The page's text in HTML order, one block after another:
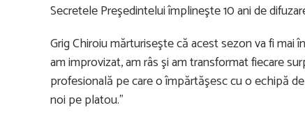
Secretele Preşedintelui împlineşte 10 ani de
Grig Chiroiu mărturiseşte că acest sezon va fi mai
am improvizat, am râs şi am transformat fiecare
profesională pe care o împărtăşesc cu o echipă
noi pe platou.”